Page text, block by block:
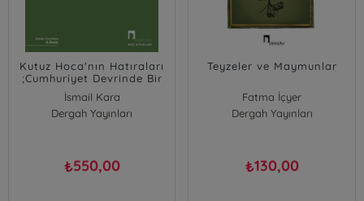
Kutuz Hoca'nın Hatıraları
;Cumhuriyet Devrinde Bir
Köy Hocası
İsmail Kara
Dergah Yayınları
₺550,00
Teyzeler ve Maymunlar
Fatma İçyer
Dergah Yayınları
₺130,00